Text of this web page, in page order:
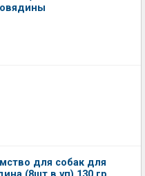
для собак для